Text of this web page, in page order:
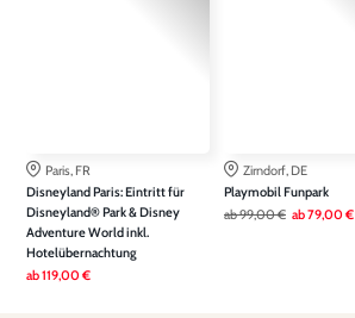
Paris, FR
Disneyland Paris: Eintritt für
Disneyland® Park & Disney
Adventure World inkl.
Hotelübernachtung
ab119,00 €
Zirndorf, DE
Playmobil Funpark
ab99,00 € ab79,00 €